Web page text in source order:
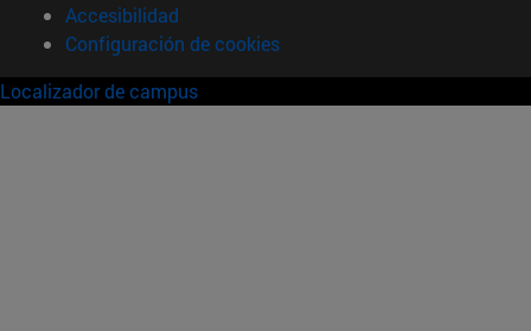
Accesibilidad
Configuración de cookies
Localizador de campus